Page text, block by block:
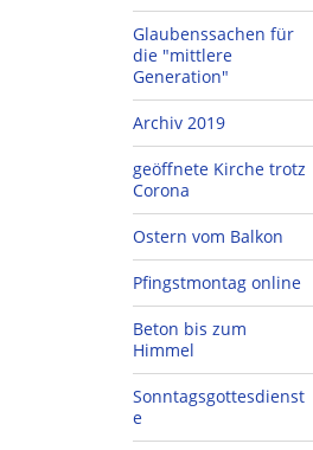
Glaubenssachen für
die "mittlere
Generation"
Archiv 2019
geöffnete Kirche trotz
Corona
Ostern vom Balkon
Pfingstmontag online
Beton bis zum
Himmel
Sonntagsgottesdienst
e